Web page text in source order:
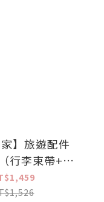
家】旅遊配件
行李束帶+彈
行李掛環+行
帶）